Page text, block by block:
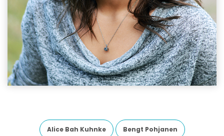
Alice Bah Kuhnke Bengt Pohjanen